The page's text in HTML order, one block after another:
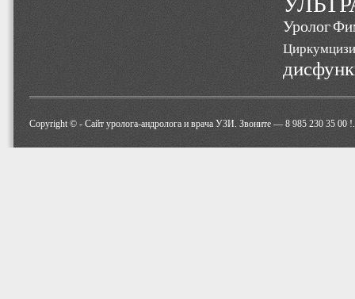
Уролог
Copyright © - Cайт уролога-андролога и врача УЗИ. Звоните — 8 985 230 35 00 !